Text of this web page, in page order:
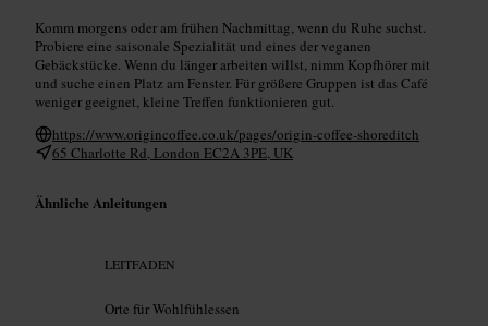
Komm morgens oder am frühen Nachmittag, wenn du Ruhe suchst.
Probiere eine saisonale Spezialität und eines der veganen
Gebäckstücke. Wenn du länger arbeiten willst, nimm Kopfhörer mit
und suche einen Platz am Fenster. Für größere Gruppen ist das Café
weniger geeignet, kleine Treffen funktionieren gut.
https://www.origincoffee.co.uk/pages/origin-coffee-shoreditch
65 Charlotte Rd, London EC2A 3PE, UK
Ähnliche Anleitungen
LEITFADEN
Orte für Wohlfühlessen